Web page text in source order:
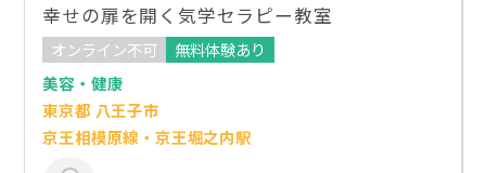
幸せの扉を開く気学セラピー教室
オンライン不可
無料体験あり
美容・健康
東京都 八王子市
京王相模原線・京王堀之内駅